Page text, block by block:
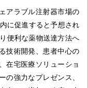
アラブル注射器市場の
に促進すると予想され
便利な薬物送達方法へ
技術開発、患者中心の
在宅医療ソリューショ
強力なプレゼンス、